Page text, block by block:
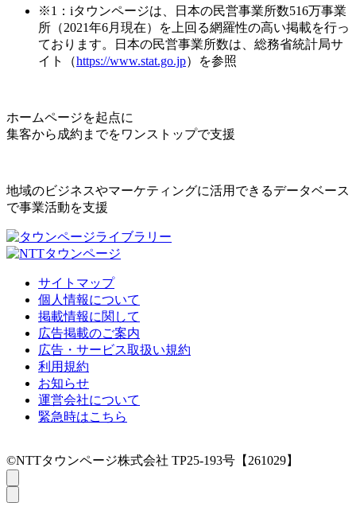
※1：iタウンページは、日本の民営事業所数516万事業
所（2021年6月現在）を上回る網羅性の高い掲載を行っ
ております。日本の民営事業所数は、総務省統計局サ
イト（https://www.stat.go.jp）を参照
ホームページを起点に
集客から成約までをワンストップで支援
地域のビジネスやマーケティングに活用できるデータベース
で事業活動を支援
サイトマップ
個人情報について
掲載情報に関して
広告掲載のご案内
広告・サービス取扱い規約
利用規約
お知らせ
運営会社について
緊急時はこちら
©NTTタウンページ株式会社 TP25-193号【261029】